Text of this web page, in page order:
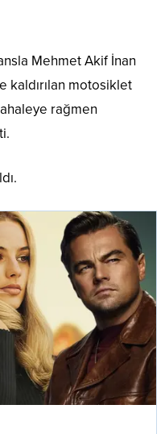
Mehmet Akif İnan
kaldırılan motosiklet
rağmen